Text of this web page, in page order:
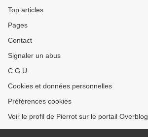
Top articles
Pages
Contact
Signaler un abus
C.G.U.
Cookies et données personnelles
Préférences cookies
Voir le profil de Pierrot sur le portail Overblog